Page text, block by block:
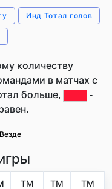
Инд.Тотал голов
количеству
в матчах с
больше,
-
Везде
ТМ
ТМ
ТМ